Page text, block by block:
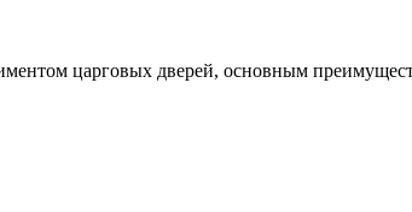
царговых дверей, основным